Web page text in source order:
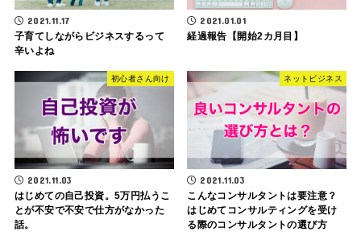
2021.11.17
子育てしながらビジネスするって
辛いよね
2021.01.01
経過報告【開始2カ月目】
初心者さん向け
2021.11.03
はじめての自己投資。5万円払うこ
とが不安で不安で仕方がなかった
話。
ネットビジネス
2021.11.03
こんなコンサルタントは要注意？
はじめてコンサルティングを受け
る際のコンサルタントの選び方